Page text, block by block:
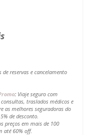
de reservas e cancelamento
: Viaje seguro com
traslados médicos e
as melhores seguradoras do
de desconto.
preços em mais de 100
até 60% off.